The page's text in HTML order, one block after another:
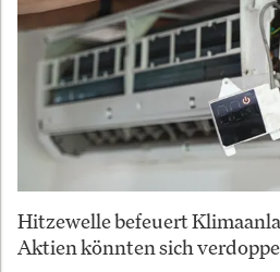
Hitzewelle befeuert
Aktien könnten sich